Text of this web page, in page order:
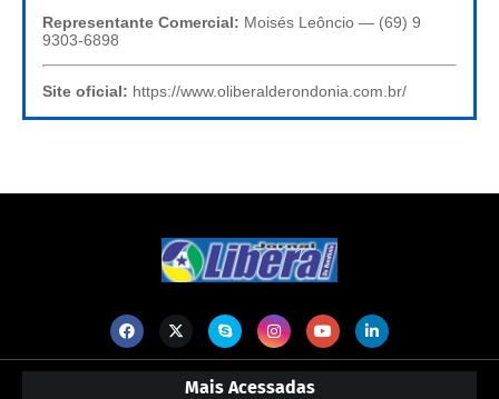
Representante Comercial: Moisés Leôncio — (69) 9
9303-6898
Site oficial: https://www.oliberalderondonia.com.br/
Mais Acessadas